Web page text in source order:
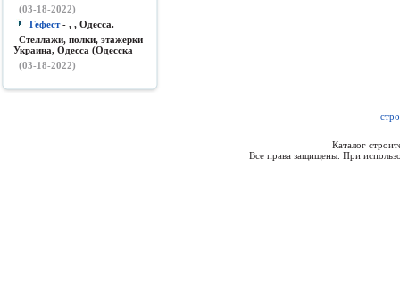
(03-18-2022)
Гефест- , , Одесса.
Стеллажи, полки, этажерки
Украина, Одесса (Одесска
(03-18-2022)
Каталог
Все права защищены. При